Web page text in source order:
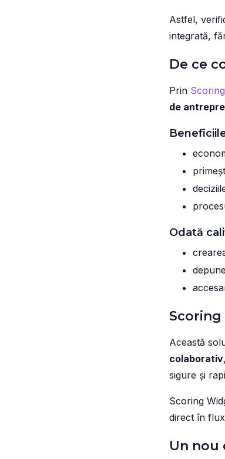
Astfel,
integrată,
De ce
Prin
de
Odată
Această
colaborativ
sigure și
Scoring
direct în
Un nou